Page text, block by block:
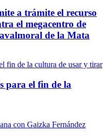
a trámite el recurso
el megacentro de
de la Mata
para el fin de la